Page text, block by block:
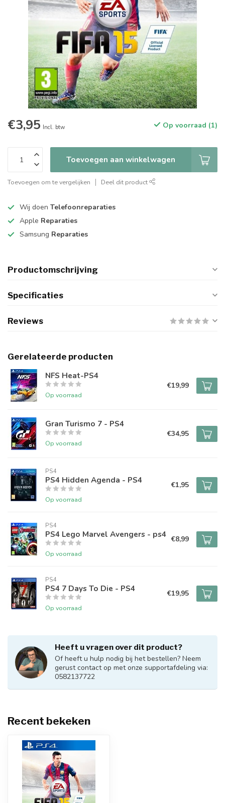
€3,95 Incl. btw Op voorraad (1)
Toevoegen aan winkelwagen
Toevoegen om te vergelijken Deel dit product
Wij doen Telefoonreparaties
Apple Reparaties
Samsung Reparaties
Productomschrijving
Specificaties
Reviews
Gerelateerde producten
NFS Heat-PS4
Op voorraad
€19,99
Gran Turismo 7 - PS4
Op voorraad
€34,95
PS4
PS4 Hidden Agenda - PS4
Op voorraad
€1,95
PS4
PS4 Lego Marvel Avengers - ps4
Op voorraad
€8,99
PS4
PS4 7 Days To Die - PS4
Op voorraad
€19,95
Heeft u vragen over dit product?
Of heeft u hulp nodig bij het bestellen? Neem
gerust contact op met onze supportafdeling via:
0582137722
Recent bekeken